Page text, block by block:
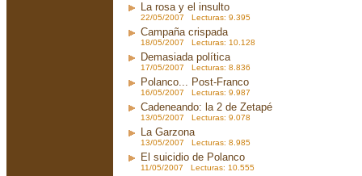
La rosa y el insulto
22/05/2007 Lecturas: 9.395
Campaña crispada
18/05/2007 Lecturas: 10.128
Demasiada política
17/05/2007 Lecturas: 8.836
Polanco... Post-Franco
16/05/2007 Lecturas: 9.987
Cadeneando: la 2 de Zetapé
13/05/2007 Lecturas: 9.078
La Garzona
13/05/2007 Lecturas: 8.985
El suicidio de Polanco
11/05/2007 Lecturas: 10.555